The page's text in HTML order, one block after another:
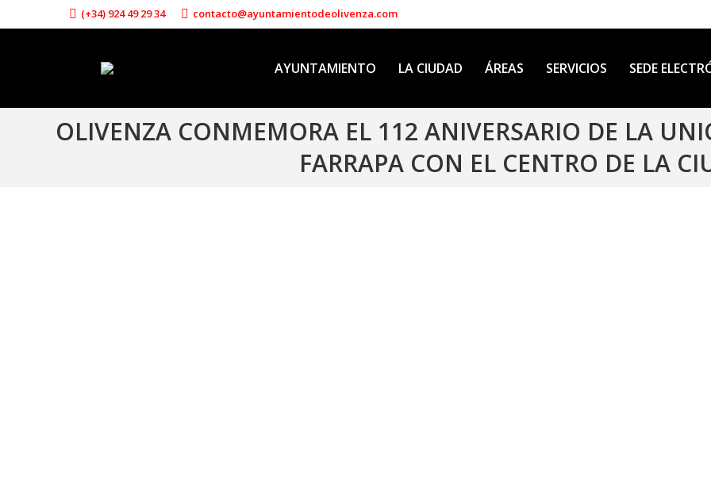
(+34) 924 49 29 34 contacto@ayuntamientodeolivenza.com
AYUNTAMIENTO LA CIUDAD ÁREAS SERVICIOS SEDE
OLIVENZA CONMEMORA EL 112 ANIVERSARIO DE LA
FARRAPA CON EL CENTRO DE LA